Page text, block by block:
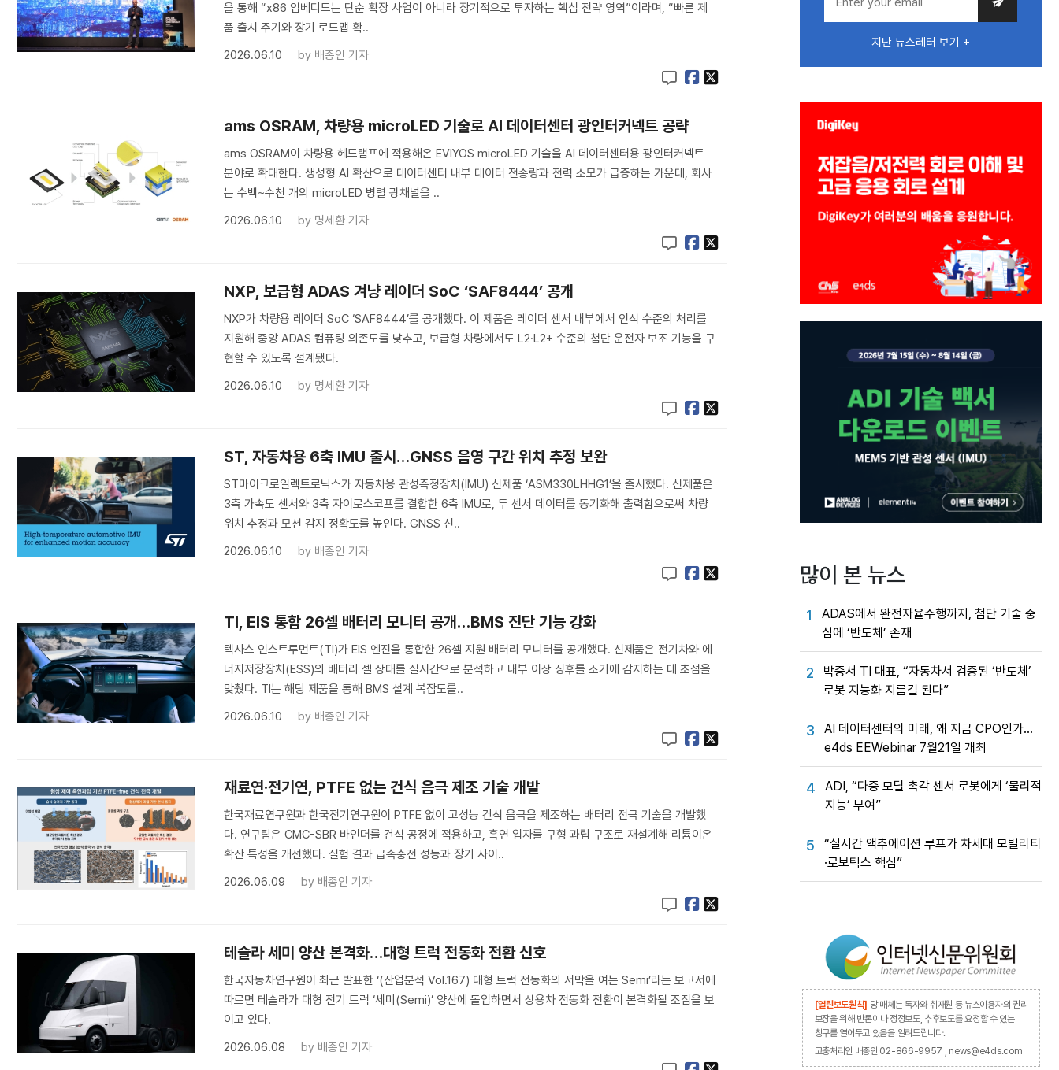
을 통해 “x86 임베디드는 단순 확장 사업이 아니라 장기적으로 투자하는 핵심 전략 영역”이라며, “빠른 제
품 출시 주기와 장기 로드맵 확..
2026.06.10
by 배종인 기자
ams OSRAM, 차량용 microLED 기술로 AI 데이터센터 광인터커넥트 공략
ams OSRAM이 차량용 헤드램프에 적용해온 EVIYOS microLED 기술을 AI 데이터센터용 광인터커넥트
분야로 확대한다. 생성형 AI 확산으로 데이터센터 내부 데이터 전송량과 전력 소모가 급증하는 가운데, 회사
는 수백~수천 개의 microLED 병렬 광채널을 ..
2026.06.10
by 명세환 기자
NXP, 보급형 ADAS 겨냥 레이더 SoC ‘SAF8444’ 공개
NXP가 차량용 레이더 SoC ‘SAF8444’를 공개했다. 이 제품은 레이더 센서 내부에서 인식 수준의 처리를
지원해 중앙 ADAS 컴퓨팅 의존도를 낮추고, 보급형 차량에서도 L2·L2+ 수준의 첨단 운전자 보조 기능을 구
현할 수 있도록 설계됐다.
2026.06.10
by 명세환 기자
ST, 자동차용 6축 IMU 출시…GNSS 음영 구간 위치 추정 보완
ST마이크로일렉트로닉스가 자동차용 관성측정장치(IMU) 신제품 ‘ASM330LHHG1’을 출시했다. 신제품은
3축 가속도 센서와 3축 자이로스코프를 결합한 6축 IMU로, 두 센서 데이터를 동기화해 출력함으로써 차량
위치 추정과 모션 감지 정확도를 높인다. GNSS 신..
2026.06.10
by 배종인 기자
TI, EIS 통합 26셀 배터리 모니터 공개…BMS 진단 기능 강화
텍사스 인스트루먼트(TI)가 EIS 엔진을 통합한 26셀 지원 배터리 모니터를 공개했다. 신제품은 전기차와 에
너지저장장치(ESS)의 배터리 셀 상태를 실시간으로 분석하고 내부 이상 징후를 조기에 감지하는 데 초점을
맞췄다. TI는 해당 제품을 통해 BMS 설계 복잡도를..
2026.06.10
by 배종인 기자
재료연·전기연, PTFE 없는 건식 음극 제조 기술 개발
한국재료연구원과 한국전기연구원이 PTFE 없이 고성능 건식 음극을 제조하는 배터리 전극 기술을 개발했
다. 연구팀은 CMC-SBR 바인더를 건식 공정에 적용하고, 흑연 입자를 구형 과립 구조로 재설계해 리튬이온
확산 특성을 개선했다. 실험 결과 급속충전 성능과 장기 사이..
2026.06.09
by 배종인 기자
테슬라 세미 양산 본격화…대형 트럭 전동화 전환 신호
한국자동차연구원이 최근 발표한 ‘(산업분석 Vol.167) 대형 트럭 전동화의 서막을 여는 Semi’라는 보고서에
따르면 테슬라가 대형 전기 트럭 ‘세미(Semi)’ 양산에 돌입하면서 상용차 전동화 전환이 본격화될 조짐을 보
이고 있다.
2026.06.08
by 배종인 기자
지난 뉴스레터 보기 +
많이 본 뉴스
1
ADAS에서 완전자율주행까지, 첨단 기술 중
심에 ‘반도체’ 존재
2
박중서 TI 대표, “자동차서 검증된 ‘반도체’
로봇 지능화 지름길 된다”
3
AI 데이터센터의 미래, 왜 지금 CPO인가…
e4ds EEWebinar 7월21일 개최
4
ADI, “다중 모달 촉각 센서 로봇에게 ‘물리적
지능’ 부여”
5
“실시간 액추에이션 루프가 차세대 모빌리티
·로보틱스 핵심”
[열린보도원칙] 당 매체는 독자와 취재원 등 뉴스이용자의 권리
보장을 위해 반론이나 정정보도, 추후보도를 요청할 수 있는
창구를 열어두고 있음을 알려드립니다.
고충처리인 배종인 02-866-9957 , news@e4ds.com